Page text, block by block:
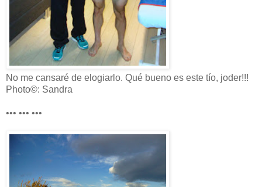
No me cansaré de elogiarlo. Qué bueno es este tío, joder!!!
Photo©: Sandra
••• ••• •••